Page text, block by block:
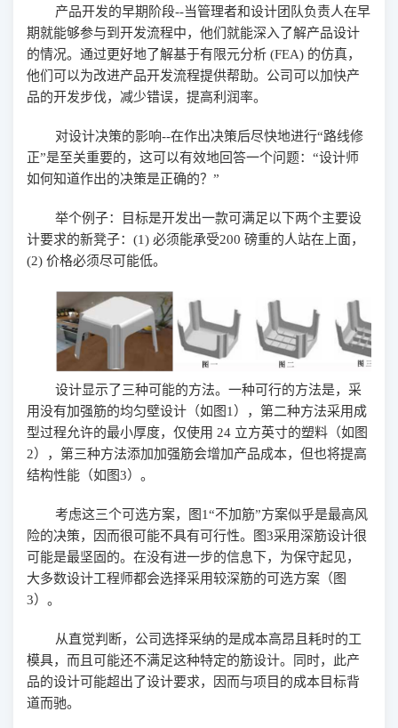
产品开发的早期阶段--当管理者和设计团队负责人在早
期就能够参与到开发流程中，他们就能深入了解产品设计
的情况。通过更好地了解基于有限元分析 (FEA) 的仿真，
他们可以为改进产品开发流程提供帮助。 公司可以加快产
品的开发步伐，减少错误，提高利润率。
对设计决策的影响--在作出决策后尽快地进行“路线修
正”是至关重要的，这可以有效地回答一个问题：“设计师
如何知道作出的决策是正确的？”
举个例子：目标是开发出一款可满足以下两个主要设
计要求的新凳子： (1) 必须能承受200 磅重的人站在上面，
(2) 价格必须尽可能低。
设计显示了三种可能的方法。一种可行的方法是，采
用没有加强筋的均匀壁设计（如图 1 ），第二种方法采用成
型过程允许的最小厚度，仅使用 24 立方英寸的塑料（如图
2）， 第三种方法添加加强筋会增加产品成本，但也将提高
结构性能（如图3）。
考虑这三个可选方案，图 1“不加筋”方案似乎是最高风
险的决策，因而很可能不具有可行性。图3采用深筋设计很
可能是最坚固的。在没有进一步的信息下，为保守起见，
大多数设计工程师都会选择采用较深筋的可选方案（图
3）。
从直觉判断，公司选择采纳的是成本高昂且耗时的工
模具，而且可能还不满足这种特定的筋设计。同时，此产
品的设计可能超出了设计要求，因而与项目的成本目标背
道而驰。